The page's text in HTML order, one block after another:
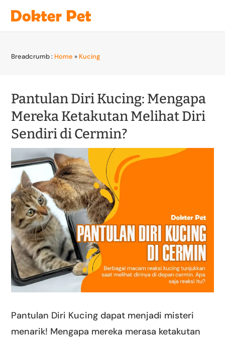
Breadcrumb : Home » Kucing
Pantulan Diri Kucing: Mengapa
Mereka Ketakutan Melihat Diri
Sendiri di Cermin?
Pantulan Diri Kucing dapat menjadi misteri
menarik! Mengapa mereka merasa ketakutan